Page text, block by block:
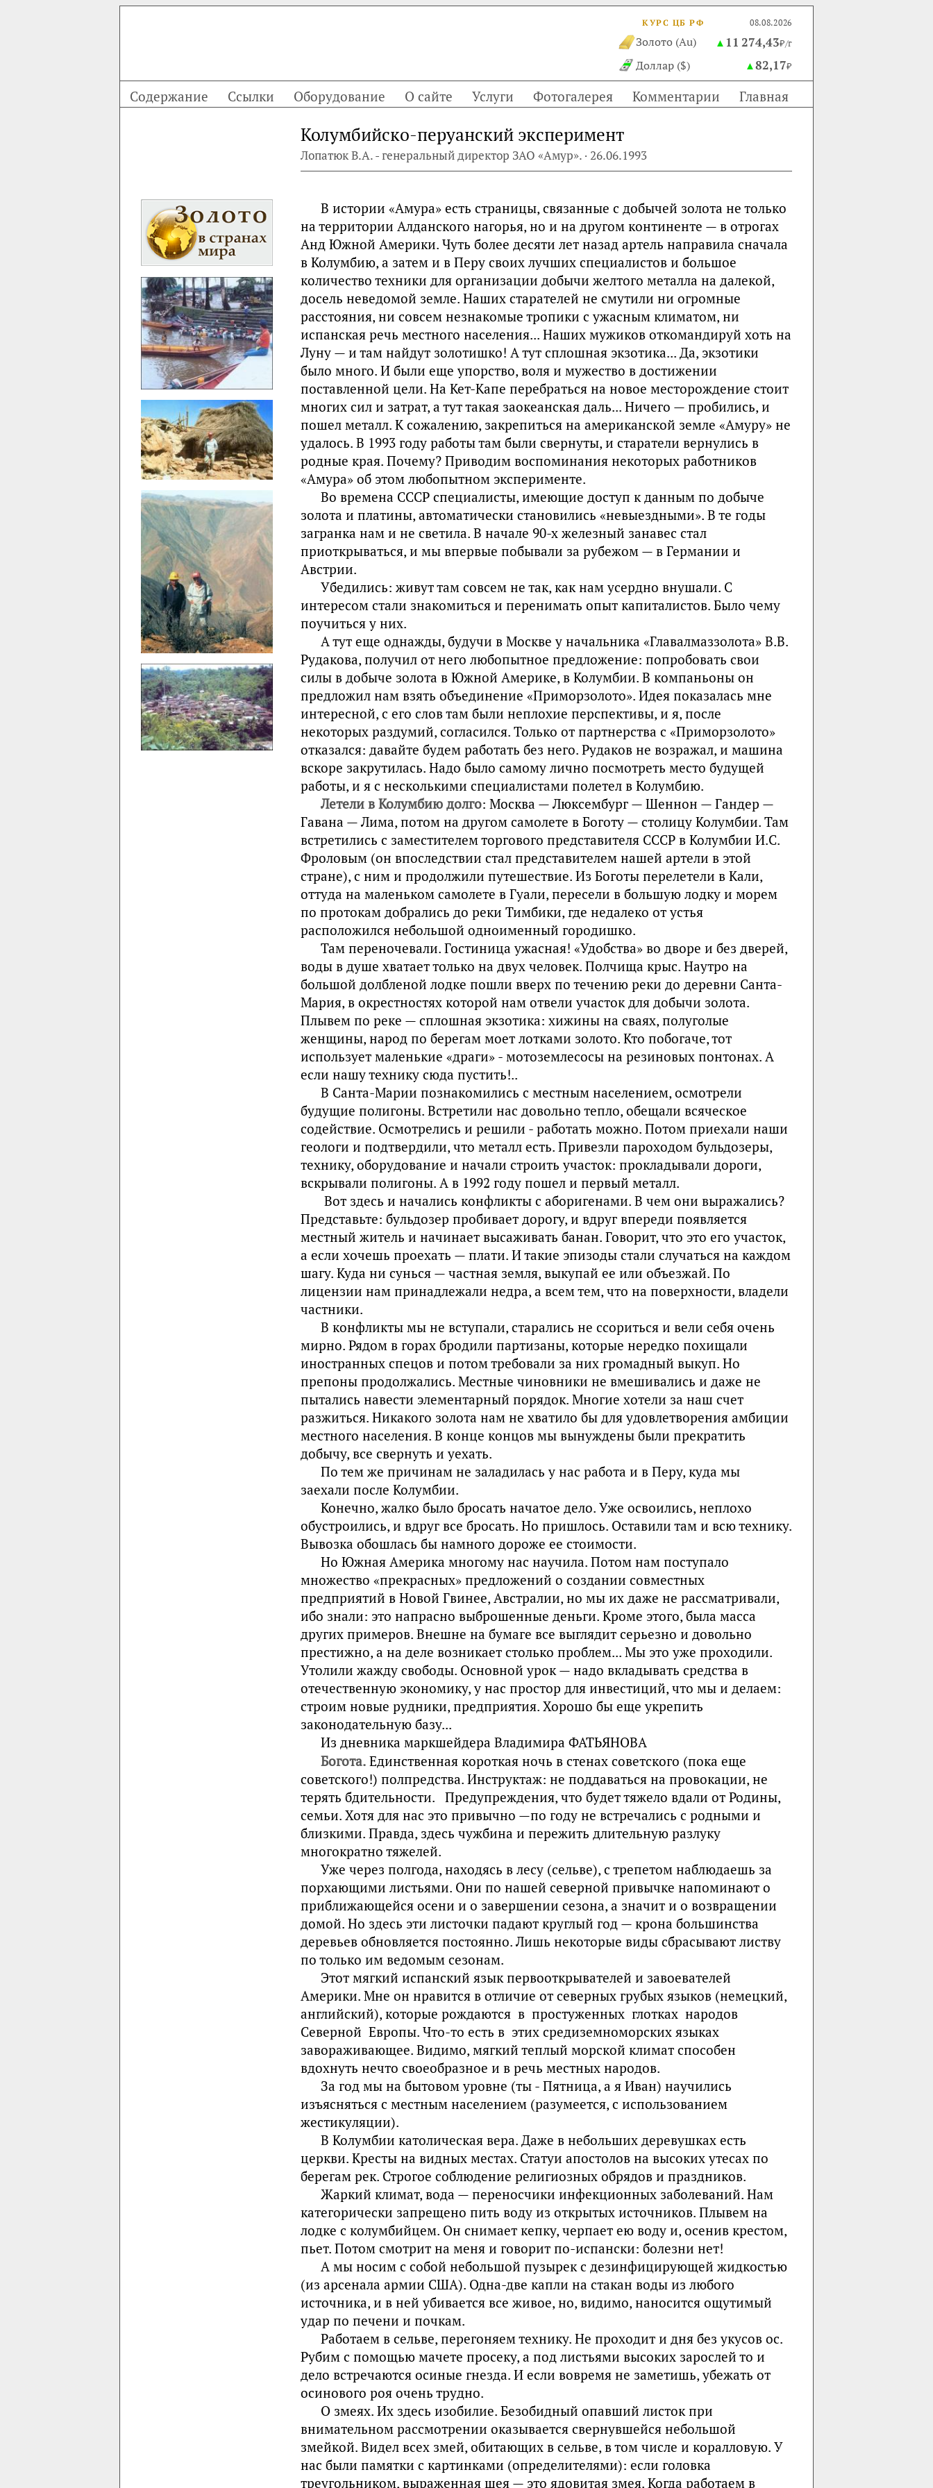
КУРС ЦБ РФ 08.08.2026
Золото (Au) ▲ 11 274,43₽/г
Доллар ($) ▲82,17₽
Содержание Ссылки Оборудование О сайте Услуги Фотогалерея Комментарии Главная
Колумбийско-перуанский эксперимент
Лопатюк В.А. - генеральный директор ЗАО «Амур». · 26.06.1993
В истории «Амура» есть страницы, связанные с добычей золота не только
на территории Алданского нагорья, но и на другом континенте — в отрогах
Анд Южной Америки. Чуть более десяти лет назад артель направила сначала
в Колумбию, а затем и в Перу своих лучших специалистов и большое
количество техники для организации добычи желтого металла на далекой,
досель неведомой земле. Наших старателей не смутили ни огромные
расстояния, ни совсем незнакомые тропики с ужасным климатом, ни
испанская речь местного населения... Наших мужиков откомандируй хоть на
Луну — и там найдут золотишко! А тут сплошная экзотика... Да, экзотики
было много. И были еще упорство, воля и мужество в достижении
поставленной цели. На Кет-Капе перебраться на новое месторождение стоит
многих сил и затрат, а тут такая заокеанская даль... Ничего — пробились, и
пошел металл. К сожалению, закрепиться на американской земле «Амуру» не
удалось. В 1993 году работы там были свернуты, и старатели вернулись в
родные края. Почему? Приводим воспоминания некоторых работников
«Амура» об этом любопытном эксперименте.
Во времена СССР специали­сты, имеющие доступ к данным по добыче
золота и платины, автоматически становились «невыездными». В те годы
загранка нам и не светила. В начале 90-х железный занавес стал
приоткрываться, и мы впервые побывали за рубежом — в Германии и
Австрии.
Убедились: живут там совсем не так, как нам усердно внушали. С
интересом стали знакомиться и перенимать опыт капиталистов. Было чему
поучиться у них.
А тут еще однажды, будучи в Москве у начальника «Главалмаззолота» В.В.
Рудакова, получил от него любопытное предложение: попробовать свои
силы в добыче золота в Южной Америке, в Колумбии. В компаньоны он
предложил нам взять объединение «Приморзолото». Идея показалась мне
интересной, с его слов там были неплохие перспективы, и я, после
некоторых раздумий, согласился. Только от партнерства с «Приморзолото»
отказался: давайте будем работать без него. Рудаков не возражал, и машина
вскоре закрутилась. Надо было самому лично посмотреть место будущей
работы, и я с несколькими специалистами полетел в Колумбию.
Летели в Колумбию долго: Москва — Люксембург — Шеннон — Гандер —
Гавана — Лима, потом на другом самолете в Боготу — столицу Колумбии. Там
встретились с заместителем торгового представителя СССР в Колумбии И.С.
Фроловым (он впоследствии стал представителем нашей артели в этой
стране), с ним и продолжили путешествие. Из Боготы перелетели в Кали,
оттуда на маленьком самолете в Гуали, пересели в большую лодку и морем
по протокам добрались до реки Тимбики, где недалеко от устья
расположился небольшой одноименный городишко.
Там переночевали. Гостиница ужасная! «Удобства» во дворе и без дверей,
воды в душе хватает только на двух человек. Полчища крыс. Наутро на
большой долбленой лодке пошли вверх по течению реки до деревни Санта-
Мария, в окрестностях которой нам отвели участок для добычи золота.
Плывем по реке — сплошная экзотика: хижины на сваях, полуголые
женщины, народ по берегам моет лотками золото. Кто побогаче, тот
использует маленькие «драги» - мотоземлесосы на резиновых понтонах. А
если нашу технику сюда пустить!..
В Санта-Марии познакомились с местным населением, осмотрели
будущие полигоны. Встретили нас довольно тепло, обещали всяческое
содействие. Осмотрелись и решили - работать можно. Потом приехали наши
геологи и подтвердили, что металл есть. Привезли пароходом бульдозеры,
технику, оборудование и начали строить участок: прокладывали дороги,
вскрывали полигоны. А в 1992 году пошел и первый металл.
Вот здесь и начались конфликты с аборигенами. В чем они выражались?
Представьте: бульдозер пробивает дорогу, и вдруг впереди появляется
местный житель и начинает высаживать банан. Говорит, что это его участок,
а если хочешь проехать — плати. И такие эпизоды стали слу­чаться на каждом
шагу. Куда ни сунься — частная земля, выкупай ее или объезжай. По
лицензии нам принадлежали недра, а всем тем, что на по­верхности, владели
частники.
В конфликты мы не вступали, старались не ссориться и вели себя очень
мирно. Рядом в горах бродили партизаны, которые нередко похищали
иностранных спецов и потом требовали за них громадный выкуп. Но
препоны продолжались. Местные чиновники не вмешивались и даже не
пытались навести элементарный порядок. Многие хотели за наш счет
разжиться. Никакого золота нам не хватило бы для удовлетворения амбиции
местного населения. В конце концов мы вынуждены были прекратить
добычу, все свернуть и уехать.
По тем же причинам не заладилась у нас работа и в Перу, куда мы
заехали после Колумбии.
Конечно, жалко было бросать начатое дело. Уже ос­воились, неплохо
обустроились, и вдруг все бросать. Но пришлось. Оставили там и всю технику.
Вывозка обо­шлась бы намного дороже ее стоимости.
Но Южная Америка многому нас научила. Потом нам поступало
множество «прекрасных» предложений о созда­нии совместных
предприятий в Новой Гвинее, Австралии, но мы их даже не рассматривали,
ибо знали: это напрас­но выброшенные деньги. Кроме этого, была масса
других примеров. Внешне на бумаге все выглядит серьезно и до­вольно
престижно, а на деле возникает столько проблем... Мы это уже проходили.
Утолили жажду свободы. Основ­ной урок — надо вкладывать средства в
отечественную экономику, у нас простор для инвестиций, что мы и дела­ем:
строим новые рудники, предприятия. Хорошо бы еще укрепить
законодательную базу...
Из дневника маркшейдера Владимира ФАТЬЯНОВА
Богота.Единственная короткая ночь в стенах советского (пока еще
советского!) полпредства. Инструктаж: не поддаваться на провокации, не
терять бдительности. Предупреждения, что будет тяжело вдали от Родины,
семьи. Хотя для нас это привычно —по году не встречались с родными и
близкими. Правда, здесь чужбина и пережить длительную разлуку
многократно тяжелей.
Уже через полгода, находясь в лесу (сельве), с трепетом наблюдаешь за
порхающими листьями. Они по нашей северной привычке напоминают о
приближающейся осени и о завершении сезона, а значит и о возвращении
домой. Но здесь эти листочки падают круглый год — крона большинства
деревьев обновляется постоянно. Лишь некоторые виды сбрасывают листву
по только им ведомым сезонам.
Этот мягкий испанский язык первооткрывателей и завоевателей
Америки. Мне он нравится в отличие от северных грубых языков (немецкий,
английский), которые рождаются в простуженных глотках народов
Северной Европы. Что-то есть в этих средиземноморских языках
завораживающее. Видимо, мягкий теплый морской кли­мат способен
вдохнуть нечто своеобразное и в речь ме­стных народов.
За год мы на бытовом уровне (ты - Пятница, а я Иван) научились
изъясняться с местным населением (разуме­ется, с использованием
жестикуляции).
В Колумбии католическая вера. Даже в небольших деревушках есть
церкви. Кресты на видных местах. Ста­туи апостолов на высоких утесах по
берегам рек. Стро­гое соблюдение религиозных обрядов и праздников.
Жаркий климат, вода — переносчики инфекционных заболеваний. Нам
категорически запрещено пить воду из открытых источников. Плывем на
лодке с колумбийцем. Он снимает кепку, черпает ею воду и, осенив крес­том,
пьет. Потом смотрит на меня и говорит по-испански: болезни нет!
А мы носим с собой небольшой пузырек с дезинфи­цирующей жидкостью
(из арсенала армии США). Одна-две капли на стакан воды из любого
источника, и в ней убивается все живое, но, видимо, наносится ощутимый
удар по печени и почкам.
Работаем в сельве, перегоняем технику. Не проходит и дня без укусов ос.
Рубим с помощью мачете просеку, а под листьями высоких зарослей то и
дело встречаются осиные гнезда. И если вовремя не заметишь, убежать от
осинового роя очень трудно.
О змеях. Их здесь изобилие. Безобидный опавший ли­сток при
внимательном рассмотрении оказывается свернувшейся небольшой
змейкой. Видел всех змей, обитающих в сельве, в том числе и коралловую. У
нас были памятки с картинками (определителями): если го­ловка
треугольником, выраженная шея — это ядовитая змея. Когда работаем в